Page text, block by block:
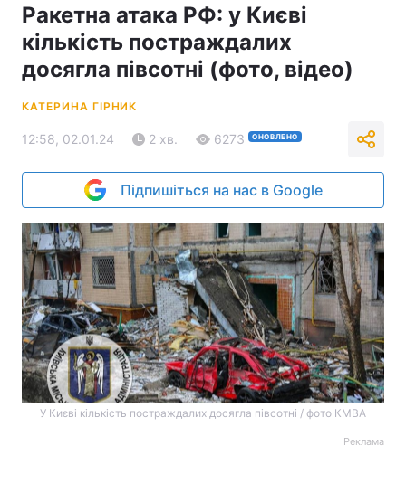
Ракетна атака РФ: у Києві
кількість постраждалих
досягла півсотні (фото, відео)
КАТЕРИНА ГІРНИК
12:58, 02.01.24 2 хв. 6273 ОНОВЛЕНО
Підпишіться на нас в Google
У Києві кількість постраждалих досягла півсотні / фото КМВА
Реклама